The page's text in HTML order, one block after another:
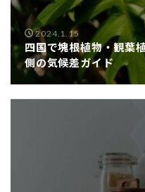
2024.1.15
四国で塊根植物・観葉
側の気候差ガイド